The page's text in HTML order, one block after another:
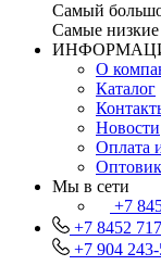
Самый
Самые
О
Каталог
Новости
Оплата
Мы в сети
+7
+7 8452
+7 904